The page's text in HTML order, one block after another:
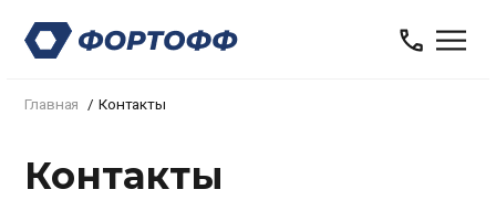
Главная Контакты
Контакты